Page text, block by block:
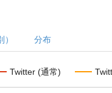
分布
Twitter (通常)